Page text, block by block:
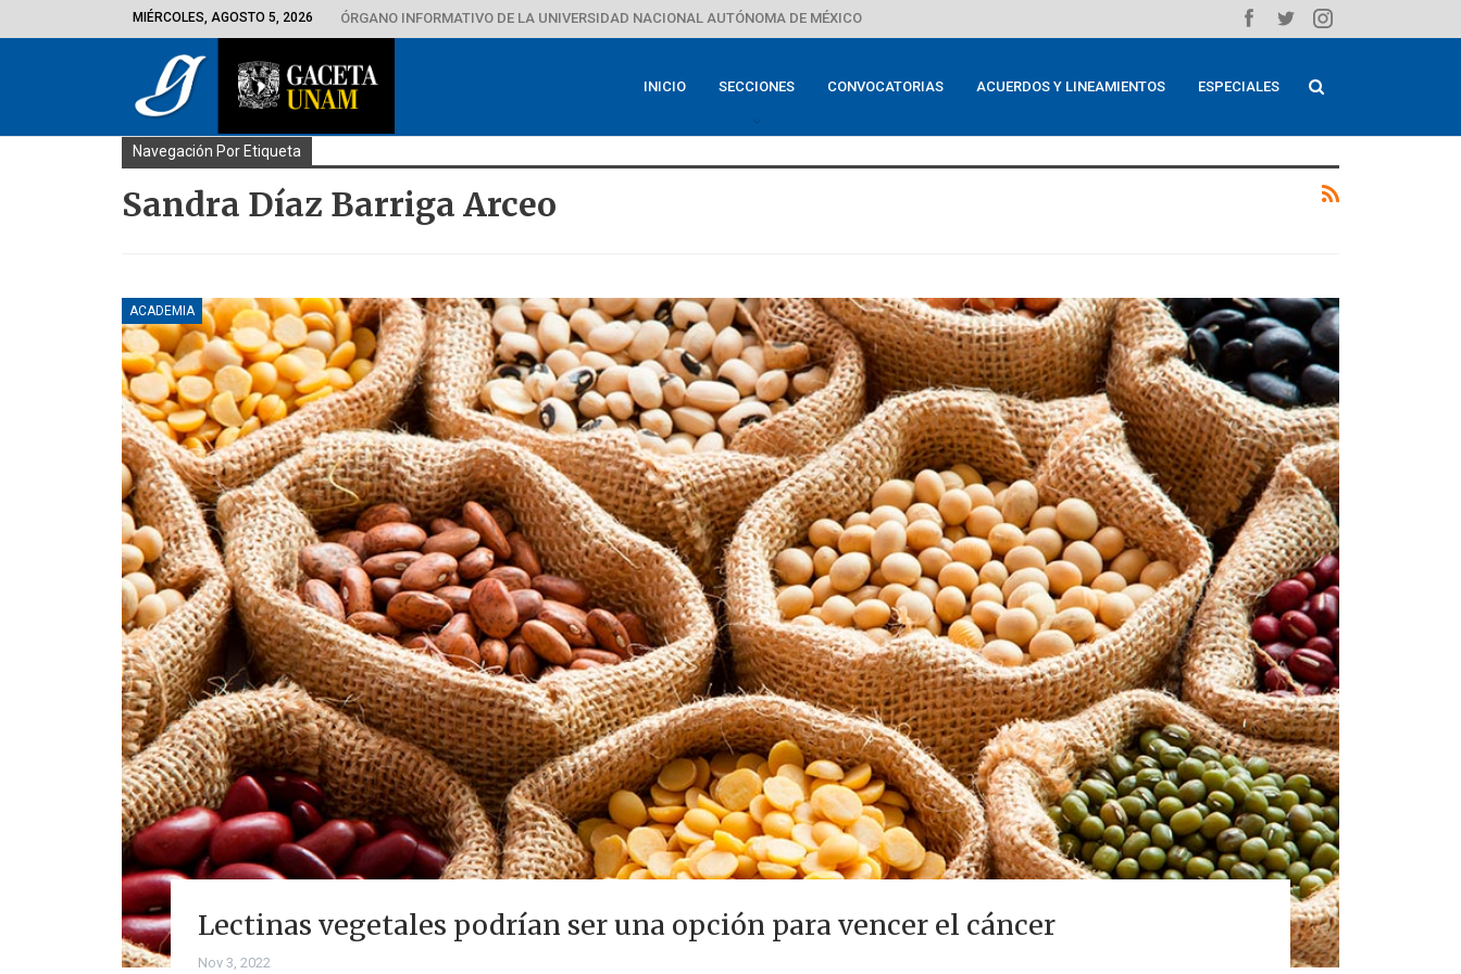
MIÉRCOLES, AGOSTO 5, 2026 ÓRGANO INFORMATIVO DE LA UNIVERSIDAD NACIONAL AUTÓNOMA DE MÉXICO
INICIO SECCIONES CONVOCATORIAS ACUERDOS Y LINEAMIENTOS ESPECIALES
Navegación Por Etiqueta
Sandra Díaz Barriga Arceo
ACADEMIA
Lectinas vegetales podrían ser una opción para vencer el cáncer
Nov 3, 2022